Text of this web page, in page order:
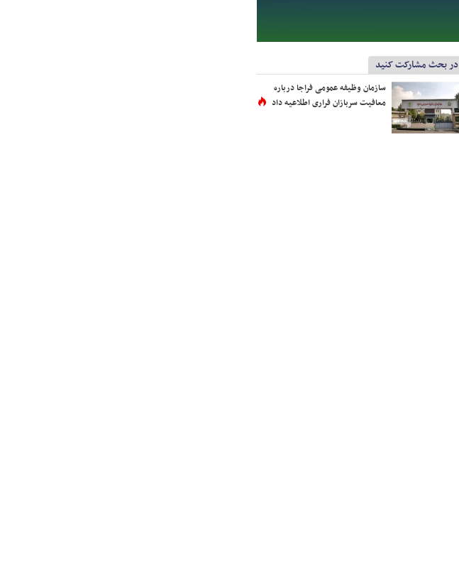
در بحث مشارکت کنید
سازمان وظیفه عمومی فراجا درباره
معافیت سربازان فراری اطلاعیه داد